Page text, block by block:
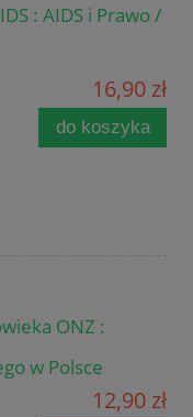
: AIDS i Prawo /
16,90 zł
do koszyka
ONZ :
w Polsce
12,90 zł